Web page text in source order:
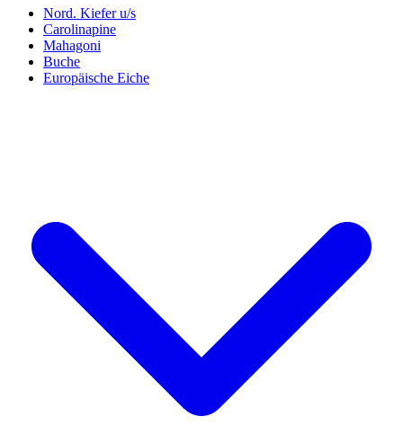
Nord. Kiefer u/s
Carolinapine
Mahagoni
Buche
Europäische Eiche